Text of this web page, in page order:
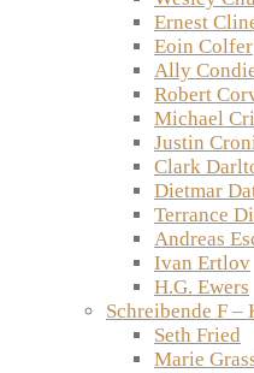
Ernest
Eoin Colfer
Ally
Robert
Michael
Justin
Clark
Dietmar
Terrance
Andreas
Ivan Ertlov
H.G. Ewers
Schreibende F –
Seth Fried
Marie